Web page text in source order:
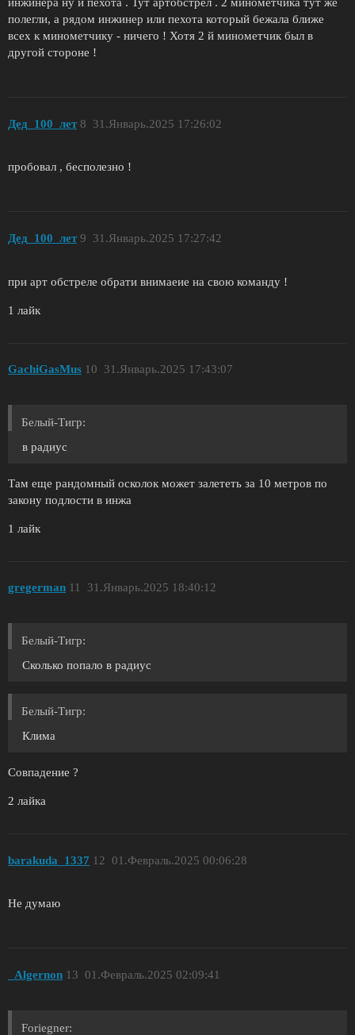
полегли, а рядом инжинер или пехота который бежала ближе
всех к минометчику - ничего ! Хотя 2 й минометчик был в
другой стороне !
Дед_100_лет 31.Январь.2025 17:26:02
8
пробовал , бесполезно !
Дед_100_лет 31.Январь.2025 17:27:42
9
при арт обстреле обрати внимаеие на свою команду !
1 лайк
GachiGasMus 31.Январь.2025 17:43:07
10
Белый-Тигр:
в радиус
Там еще рандомный осколок может залететь за 10 метров по
закону подлости в инжа
1 лайк
gregerman 31.Январь.2025 18:40:12
11
Белый-Тигр:
Сколько попало в радиус
Белый-Тигр:
Клима
Совпадение ?
2 лайка
barakuda_1337 01.Февраль.2025 00:06:28
12
Не думаю
_Algernon 01.Февраль.2025 02:09:41
13
Foriegner: